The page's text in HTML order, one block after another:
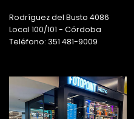
Rodríguez del Busto 4086
Local 100/101 - Córdoba
Teléfono: 351 481-9009